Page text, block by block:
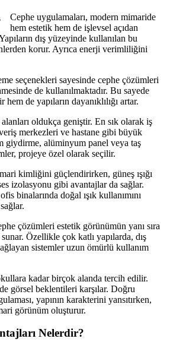
Cephe uygulamaları, modern mimaride
hem estetik hem de işlevsel açıdan
dış yüzeyinde kullanılan bu
korur. Ayrıca enerji verimliliğini
seçenekleri sayesinde cephe çözümleri
de kullanılmaktadır. Bu sayede
de yapıların dayanıklılığı artar.
oldukça geniştir. En sık olarak iş
merkezleri ve hastane gibi büyük
giydirme, alüminyum panel veya taş
projeye özel olarak seçilir.
kimliğini güçlendirirken, güneş ışığı
izolasyonu gibi avantajlar da sağlar.
binalarında doğal ışık kullanımını
çözümleri estetik görünümün yanı sıra
Özellikle çok katlı yapılarda, dış
sistemler uzun ömürlü kullanım
kadar birçok alanda tercih edilir.
görsel beklentileri karşılar. Doğru
yapının karakterini yansıtırken,
görünüm oluşturur.
Nelerdir?